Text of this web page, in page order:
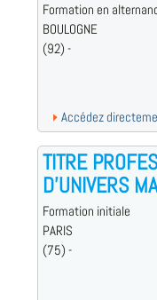
Formation en
BOULOGNE
(92) -
Accédez
TITRE
D’UNIVERS
Formation initiale
PARIS
(75) -